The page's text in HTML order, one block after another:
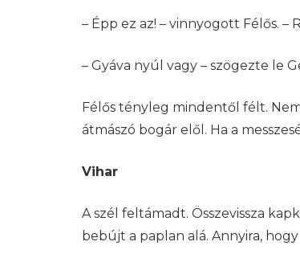
– Épp ez az! – vinnyogott Félős.
– Gyáva nyúl vagy – szögezte le
Félős tényleg mindentől félt.
átmászó bogár elől. Ha a
Vihar
A szél feltámadt. Összevissza
bebújt a paplan alá. Annyira,